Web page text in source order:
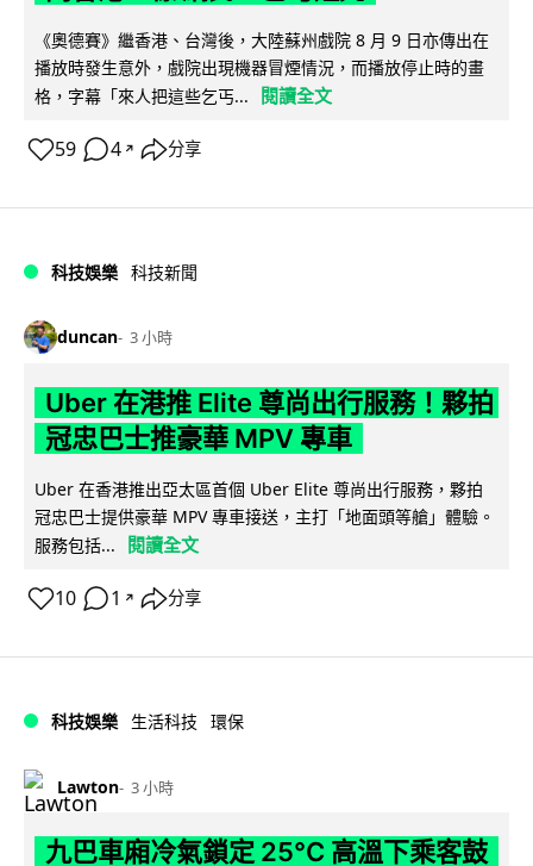
《奧德賽》繼香港、台灣後，大陸蘇州戲院 8 月 9 日亦傳出在
播放時發生意外，戲院出現機器冒煙情況，而播放停止時的畫
格，字幕「來人把這些乞丐...
閱讀全文
59 4 ↗ 分享
科技娛樂 科技新聞
duncan 3 小時
Uber 在港推 Elite 尊尚出行服務！夥拍
冠忠巴士推豪華 MPV 專車
Uber 在香港推出亞太區首個 Uber Elite 尊尚出行服務，夥拍
冠忠巴士提供豪華 MPV 專車接送，主打「地面頭等艙」體驗。
服務包括...
閱讀全文
10 1 ↗ 分享
科技娛樂 生活科技 環保
Lawton 3 小時
九巴車廂冷氣鎖定 25°C 高溫下乘客鼓